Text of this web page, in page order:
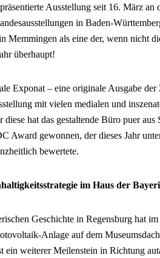
Ausstellung seit 16. März an
in Baden-
Memmingen als eine der, wenn nicht
überhaupt!
Exponat – eine originale Ausgabe
mit vielen medialen und
diese hat das gestaltende Büro puer
Award gewonnen, der dieses Jahr
bewertete.
im Haus der
Geschichte in Regensburg hat
Anlage auf dem
ein weiterer Meilenstein in Richtung